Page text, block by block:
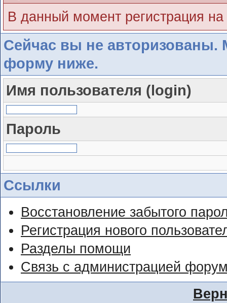
В данный момент регистрация
Сейчас вы не авторизованы.
форму ниже.
Имя пользователя (login)
Пароль
Ссылки
Восстановление забытого
Регистрация нового
Разделы помощи
Связь с администрацией